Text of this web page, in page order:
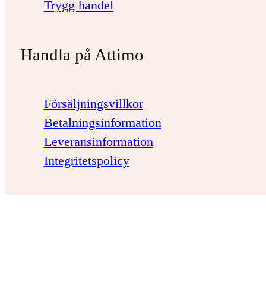
Trygg handel
Handla på Attimo
Försäljningsvillkor
Betalningsinformation
Leveransinformation
Integritetspolicy